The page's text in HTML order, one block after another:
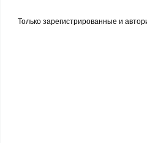
Только зарегистрированные и